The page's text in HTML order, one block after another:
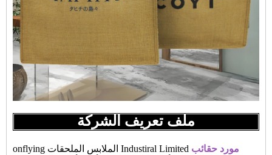
ملف تعريف الشركة
onflying الملابس الملحقات Industiral Limited مورد حقائب